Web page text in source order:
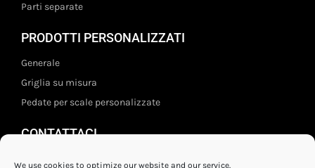
We use cookies to optimize our website and our service.
Parti separate
PRODOTTI PERSONALIZZATI
Generale
Griglia su misura
Pedate per scale personalizzate
CONTATTACI